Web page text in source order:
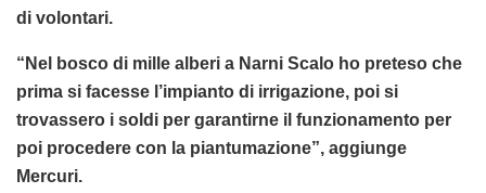
di volontari.
“Nel bosco di mille alberi a Narni Scalo ho preteso che
prima si facesse l’impianto di irrigazione, poi si
trovassero i soldi per garantirne il funzionamento per
poi procedere con la piantumazione”, aggiunge
Mercuri.